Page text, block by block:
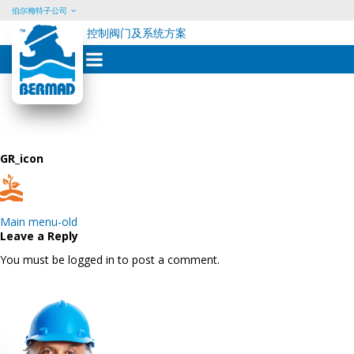
Skip
content
伯尔梅特子公司
控制阀门及系统方案
GR_icon
Post
navigation
Main menu-old
Leave a Reply
You must be logged in to post a comment.